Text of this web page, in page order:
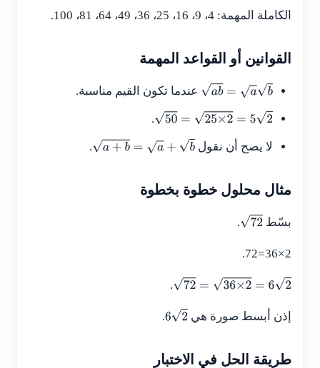
الكاملة المهمة: 4، 9، 16، 25، 36، 49، 64، 81، 100.
القوانين أو القواعد المهمة
ab=a b عندما تكون القيم مناسبة.
50=25×2 =52
.
لا يصح أن نقول a+b=a+ b
.
مثال محلول خطوة بخطوة
بسّط 72
.
72=36×2
.
72=36×2 =62
.
إذن أبسط صورة هي 62
.
طريقة الحل في الاختبار